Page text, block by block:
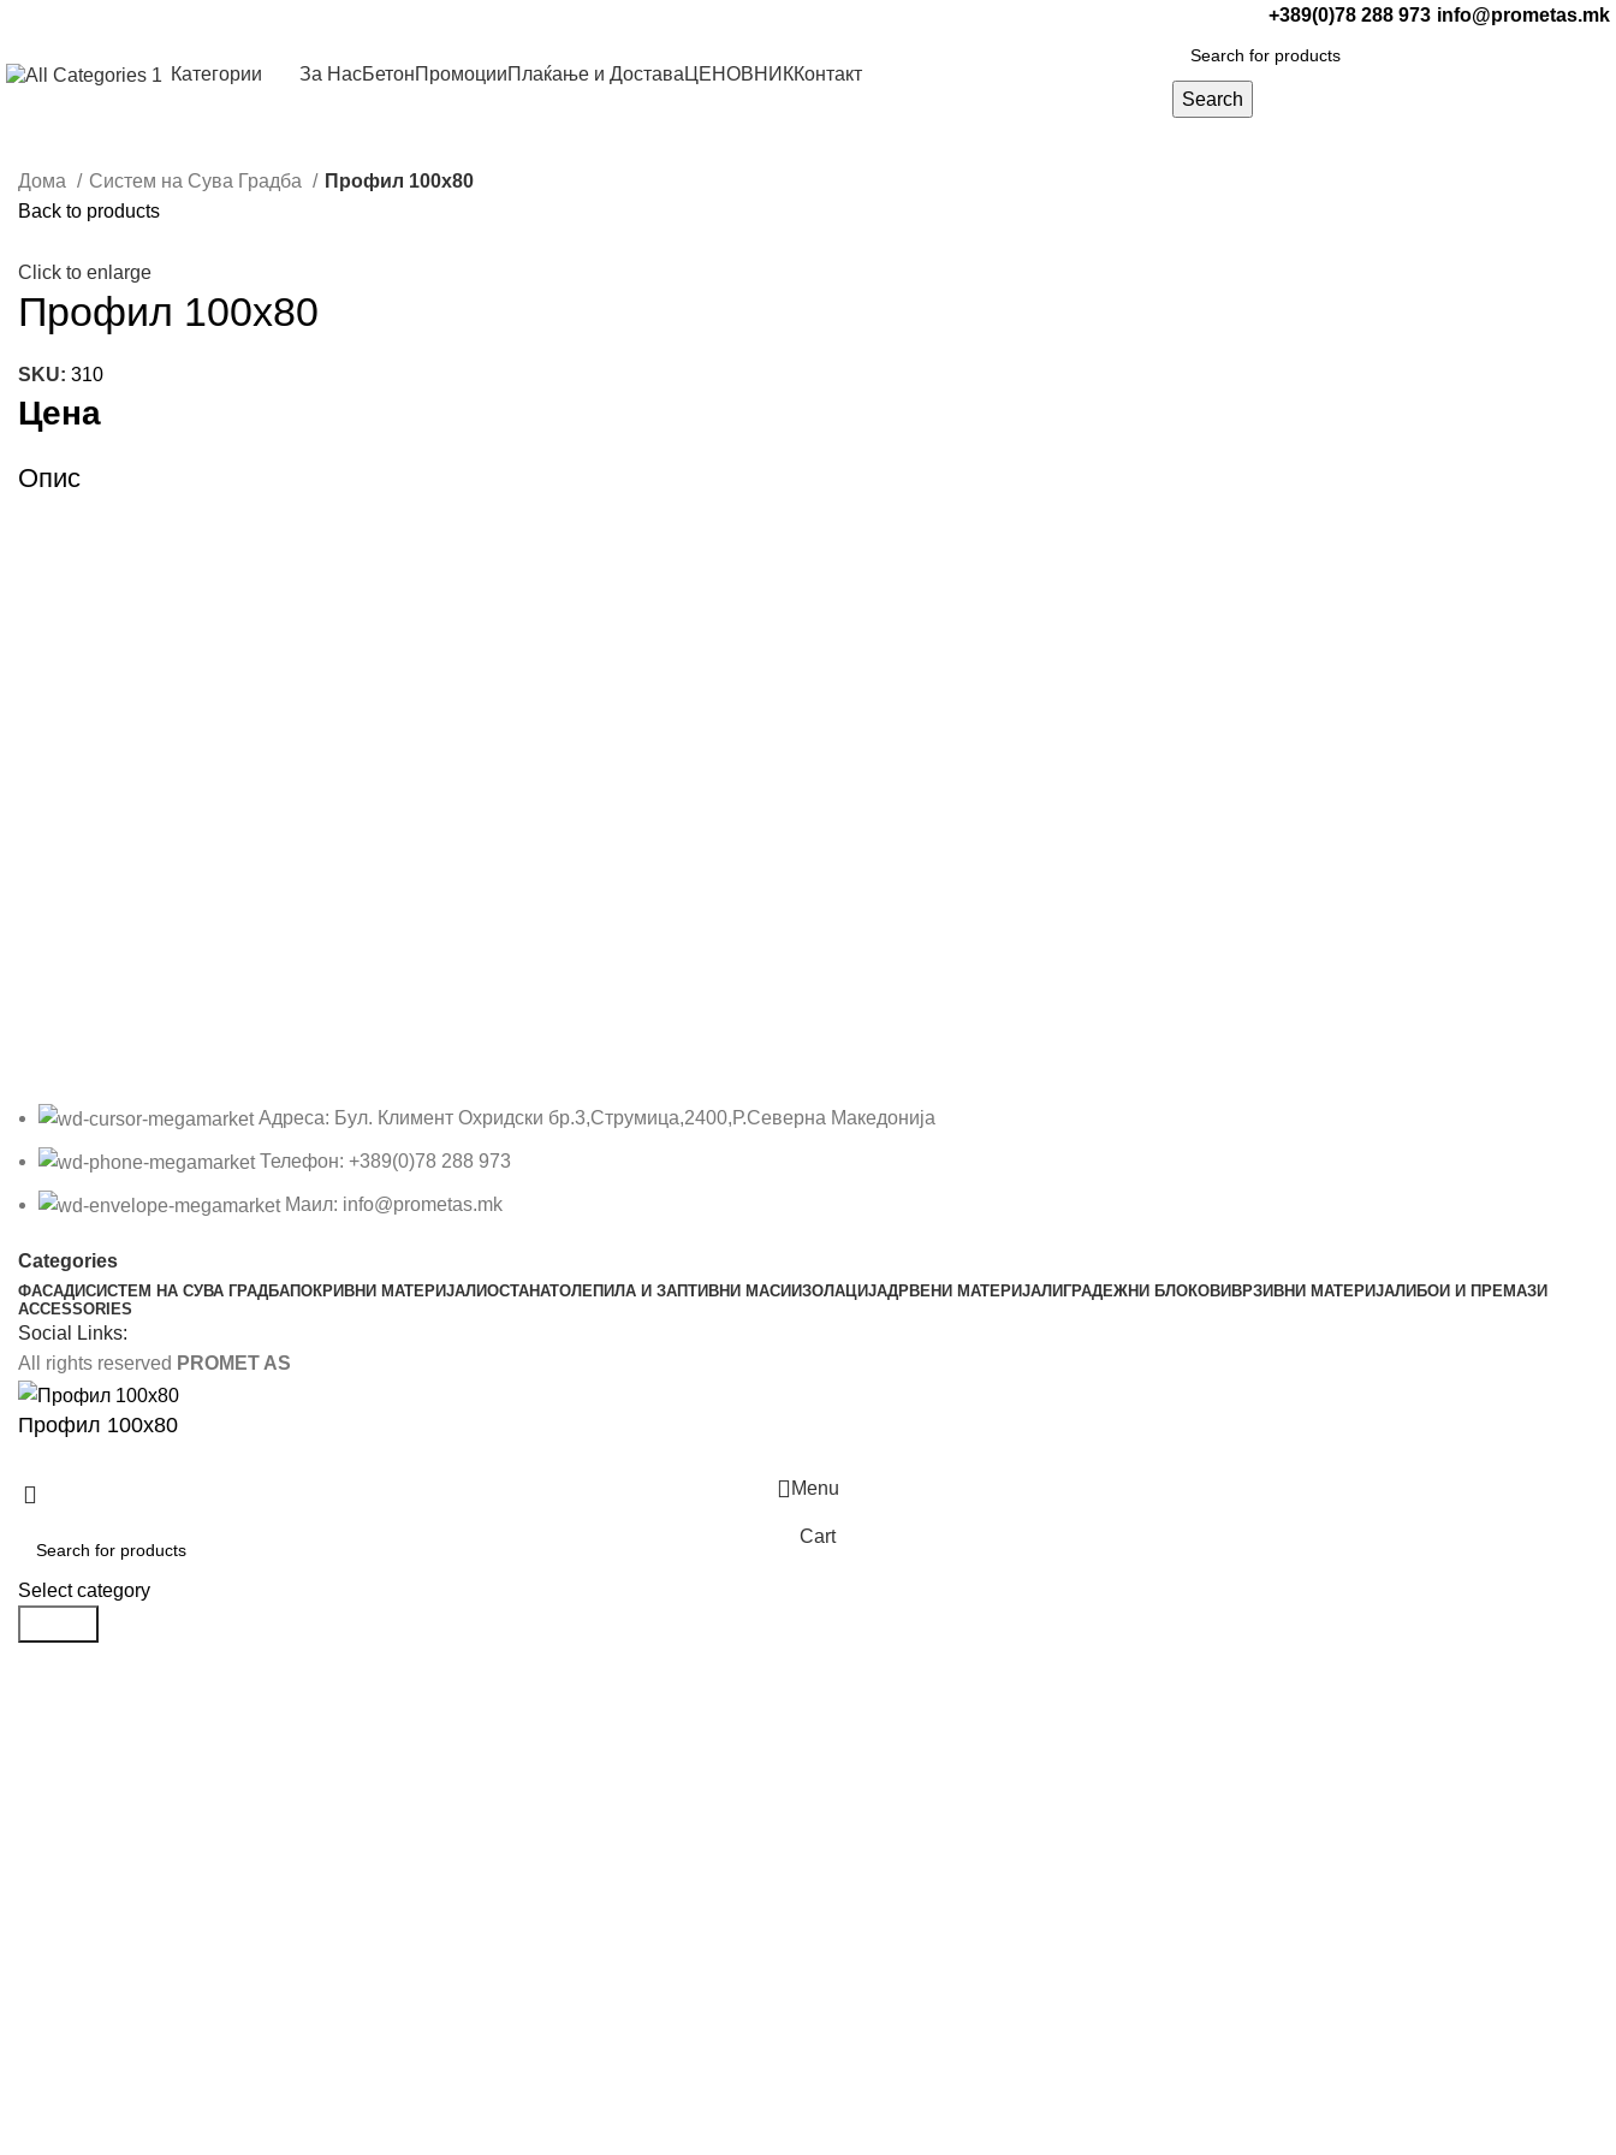
+389(0)78 288 973 info@prometas.mk
Категории За НасБетонПромоцииПлаќање и Достава ЦЕНОВНИККонтакт
Search
Дома Систем на Сува Градба
Профил 100х80
Back to products
Click to enlarge
Профил 100х80
SKU: 310
Цена
Опис
Адреса: Бул. Климент Охридски бр.3,Струмица,2400,Р.Северна Македонија
Телефон: +389(0)78 288 973
Маил: info@prometas.mk
Categories
ФАСАДИСИСТЕМ НА СУВА ГРАДБАПОКРИВНИ МАТЕРИЈАЛИОСТАНАТОЛЕПИЛА И ЗАПТИВНИ МАСИ ИЗОЛАЦИЈАДРВЕНИ МАТЕРИЈАЛИ ГРАДЕЖНИ БЛОКОВИ ВРЗИВНИ МАТЕРИЈАЛИ БОИ И ПРЕМАЗИ
ACCESSORIES
Social Links:
All rights reserved PROMET AS
Профил 100х80
Select category
Menu
Cart